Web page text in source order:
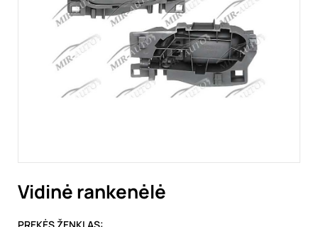
Vidinė rankenėlė